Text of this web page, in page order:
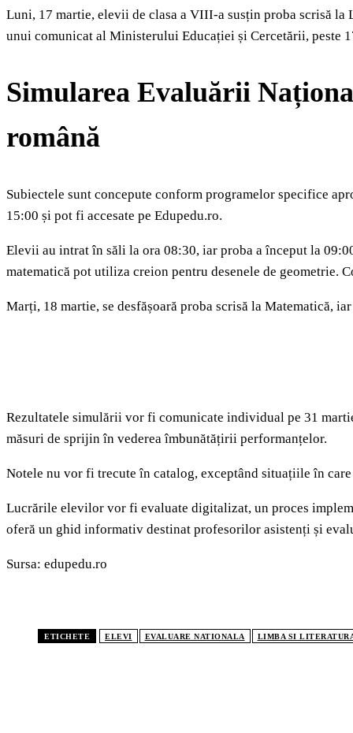
Luni, 17 martie, elevii de clasa a VIII-a susțin proba scrisă
unui comunicat al Ministerului Educației și Cercetării, peste
Simularea Evaluării
română
Subiectele sunt concepute conform programelor specifice
15:00 și pot fi accesate pe Edupedu.ro.
Elevii au intrat în săli la ora 08:30, iar proba a început la
matematică pot utiliza creion pentru desenele de
Marți, 18 martie, se desfășoară proba scrisă la Matematică,
Rezultatele simulării vor fi comunicate individual pe 31
măsuri de sprijin în vederea îmbunătățirii performanțelor.
Notele nu vor fi trecute în catalog, exceptând situațiile în
Lucrările elevilor vor fi evaluate digitalizat, un proces
oferă un ghid informativ destinat profesorilor asistenți și
Sursa: edupedu.ro
ETICHETE ELEVI EVALUARE NATIONALA LIMBA SI